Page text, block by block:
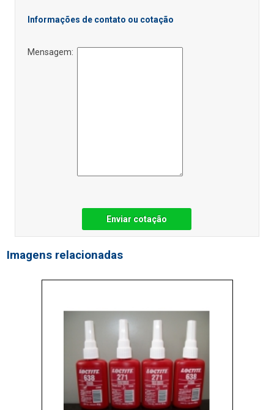
Informações de contato ou cotação
Mensagem:
Enviar cotação
Imagens relacionadas